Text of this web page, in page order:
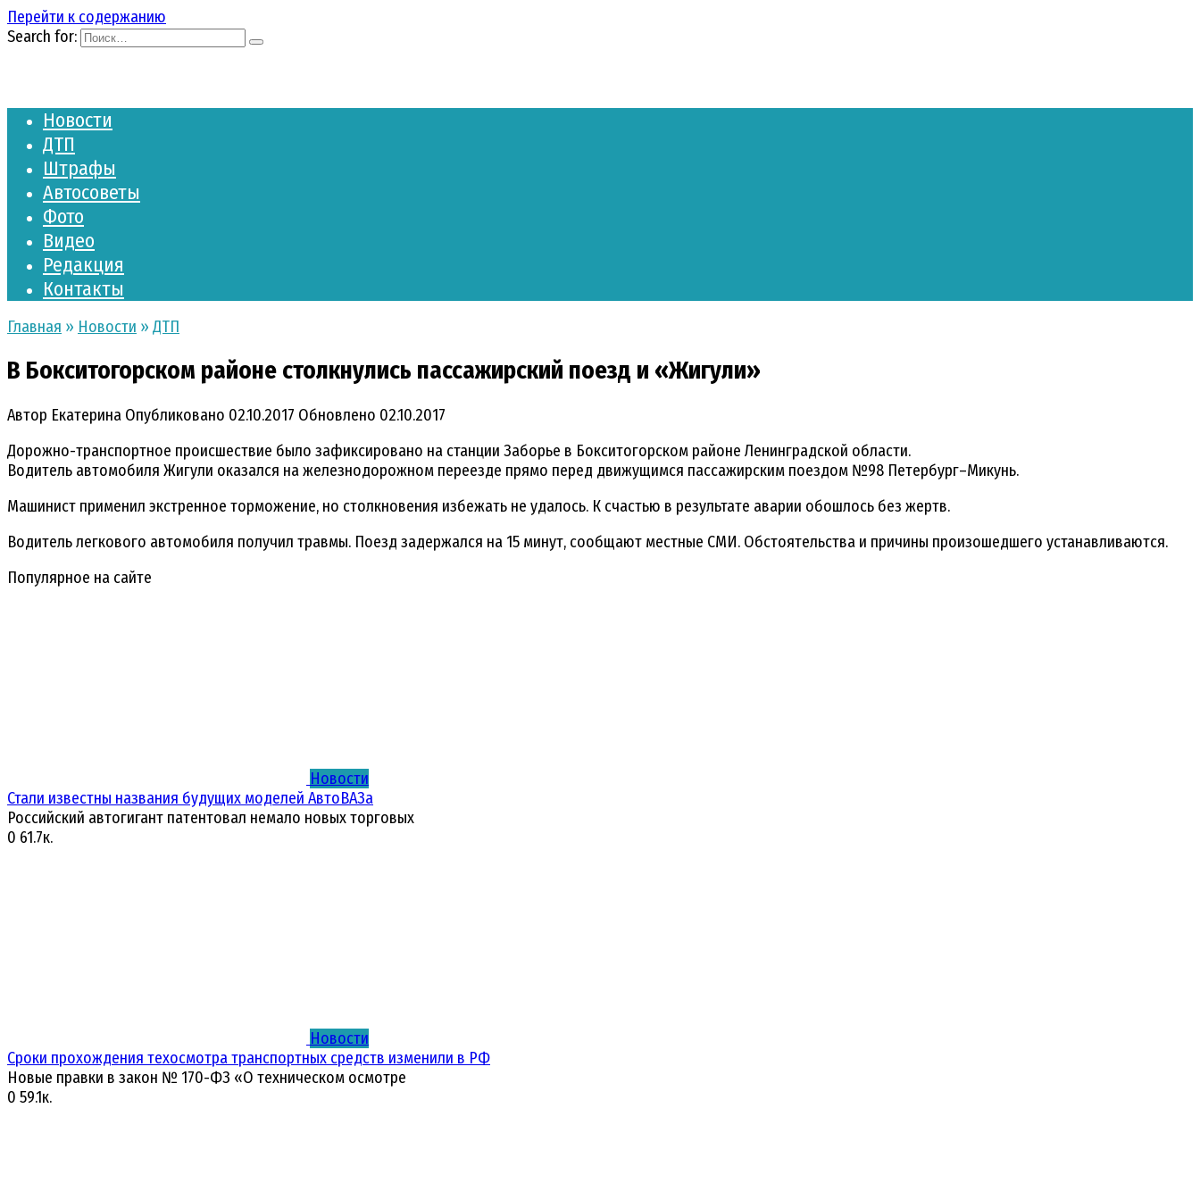
Перейти к содержанию
Search for:
Новости
ДТП
Штрафы
Автосоветы
Фото
Видео
Редакция
Контакты
Главная » Новости » ДТП
В Бокситогорском районе столкнулись пассажирский поезд и «Жигули»
Автор Екатерина Опубликовано 02.10.2017 Обновлено 02.10.2017
Дорожно-транспортное происшествие было зафиксировано на станции Заборье в Бокситогорском районе Ленинградской области.
Водитель автомобиля Жигули оказался на железнодорожном переезде прямо перед движущимся пассажирским поездом №98 Петербург–Микунь.
Машинист применил экстренное торможение, но столкновения избежать не удалось. К счастью в результате аварии обошлось без жертв.
Водитель легкового автомобиля получил травмы. Поезд задержался на 15 минут, сообщают местные СМИ. Обстоятельства и причины произошедшего устанавливаются.
Популярное на сайте
Новости
Стали известны названия будущих моделей АвтоВАЗа
Российский автогигант патентовал немало новых торговых
0 61.7к.
Новости
Сроки прохождения техосмотра транспортных средств изменили в РФ
Новые правки в закон № 170-ФЗ «О техническом осмотре
0 59.1к.